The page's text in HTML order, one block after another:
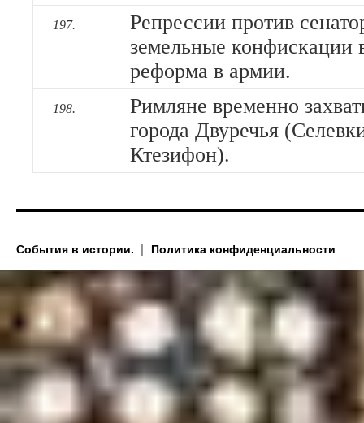
197.
Репрессии против
земельные конфискации
реформа в армии.
198.
Римляне временно
города Двуречья
Ктезифон).
События в истории. Политика конфиденциальности